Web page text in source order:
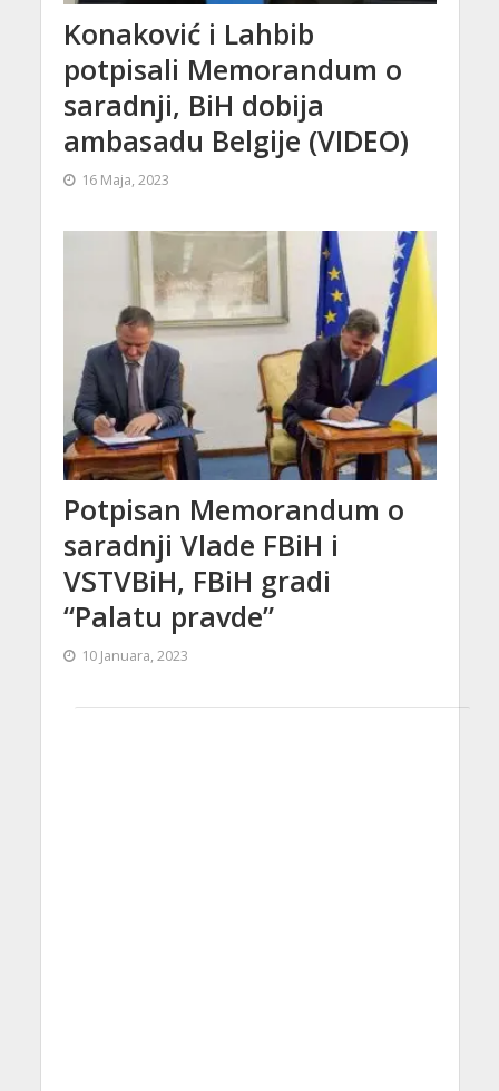
Konaković i Lahbib
potpisali Memorandum o
saradnji, BiH dobija
ambasadu Belgije (VIDEO)
16 Maja, 2023
Potpisan Memorandum o
saradnji Vlade FBiH i
VSTVBiH, FBiH gradi
“Palatu pravde”
10 Januara, 2023